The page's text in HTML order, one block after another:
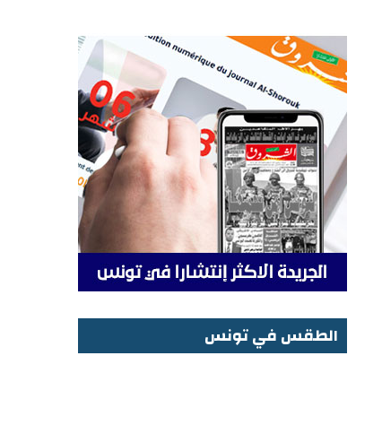
الطقس في تونس